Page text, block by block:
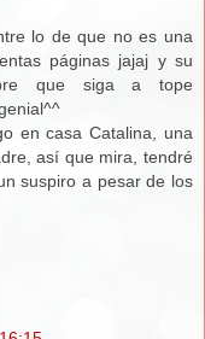
lo de que no es una
páginas jajaj y su
que siga a tope
en casa Catalina, una
así que mira, tendré
suspiro a pesar de los